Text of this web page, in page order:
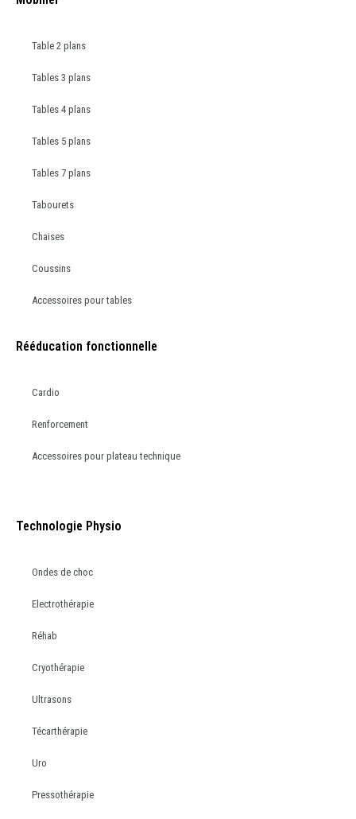
Table 2 plans
Tables 3 plans
Tables 4 plans
Tables 5 plans
Tables 7 plans
Tabourets
Chaises
Coussins
Accessoires pour tables
Rééducation fonctionnelle
Cardio
Renforcement
Accessoires pour plateau technique
Technologie Physio
Ondes de choc
Electrothérapie
Réhab
Cryothérapie
Ultrasons
Técarthérapie
Uro
Pressothérapie